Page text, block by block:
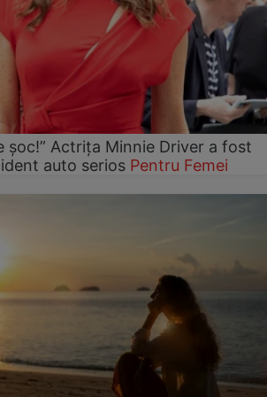
șoc!” Actrița Minnie Driver a fost
auto serios Pentru Femei